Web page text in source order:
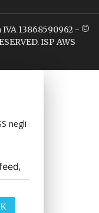
13868590962 - ©
ISP AWS
negli